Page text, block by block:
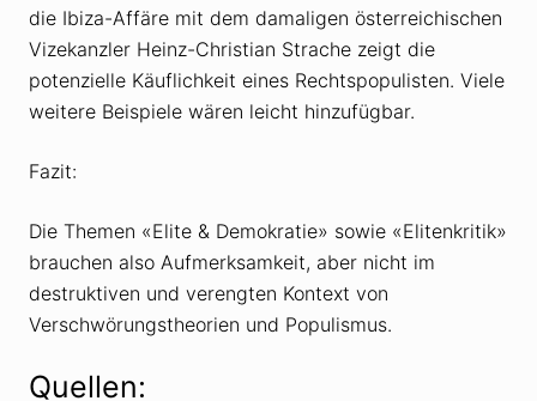
die Ibiza-Affäre mit dem damaligen österreichischen
Vizekanzler Heinz-Christian Strache zeigt die
potenzielle Käuflichkeit eines Rechtspopulisten. Viele
weitere Beispiele wären leicht hinzufügbar.
Fazit:
Die Themen «Elite & Demokratie» sowie «Elitenkritik»
brauchen also Aufmerksamkeit, aber nicht im
destruktiven und verengten Kontext von
Verschwörungstheorien und Populismus.
Quellen: